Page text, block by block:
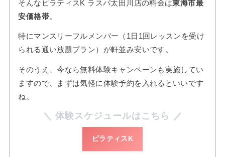
そんなピラティスK ラスパ太田川店の料金は東海市最
安価格帯。
特にマンスリーフルメンバー（1日1回レッスンを受け
られる通い放題プラン）が軒並み安いです。
そのうえ、今なら無料体験キャンペーンも実施してい
ますので、まずは気軽に体験予約を入れるといいです
ね。
体験スケジュールはこちら
ピラティスK